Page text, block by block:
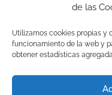
de las
Utilizamos cookies propias y
funcionamiento de la web y
obtener estadísticas